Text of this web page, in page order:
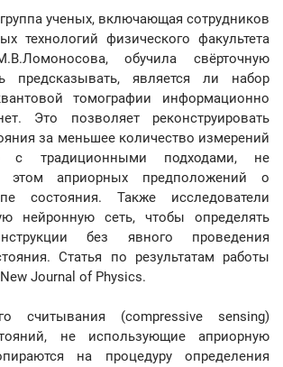
ученых, включающая сотрудников
технологий физического факультета
обучила свёрточную
предсказывать, является ли набор
томографии информационно
Это позволяет реконструировать
за меньшее количество измерений
с традиционными подходами, не
этом априорных предположений о
состояния. Также исследователи
нейронную сеть, чтобы определять
без явного проведения
Статья по результатам работы
Journal of Physics.
считывания (compressive sensing)
не использующие априорную
на процедуру определения